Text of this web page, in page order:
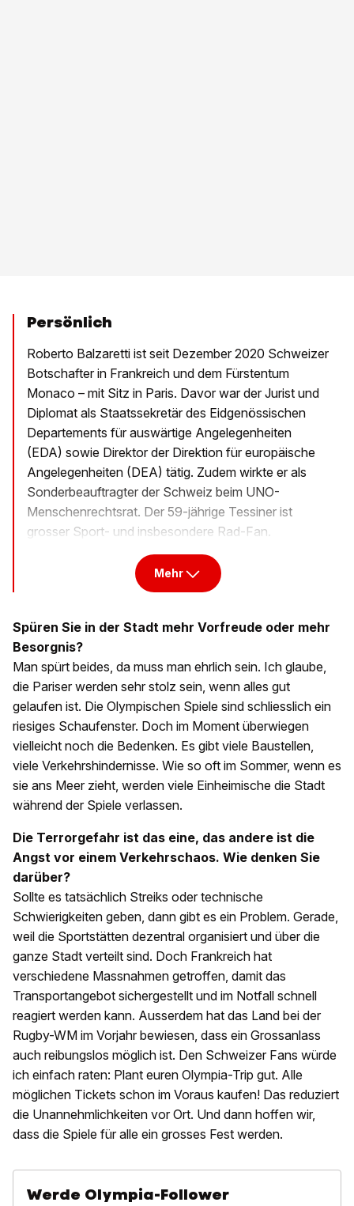
Persönlich
Roberto Balzaretti ist seit Dezember 2020 Schweizer
Botschafter in Frankreich und dem Fürstentum
Monaco – mit Sitz in Paris. Davor war der Jurist und
Diplomat als Staatssekretär des Eidgenössischen
Departements für auswärtige Angelegenheiten
(EDA) sowie Direktor der Direktion für europäische
Angelegenheiten (DEA) tätig. Zudem wirkte er als
Sonderbeauftragter der Schweiz beim UNO-
Menschenrechtsrat. Der 59-jährige Tessiner ist
grosser Sport- und insbesondere Rad-Fan.
Mehr
Spüren Sie in der Stadt mehr Vorfreude oder mehr
Besorgnis?
Man spürt beides, da muss man ehrlich sein. Ich glaube,
die Pariser werden sehr stolz sein, wenn alles gut
gelaufen ist. Die Olympischen Spiele sind schliesslich ein
riesiges Schaufenster. Doch im Moment überwiegen
vielleicht noch die Bedenken. Es gibt viele Baustellen,
viele Verkehrshindernisse. Wie so oft im Sommer, wenn es
sie ans Meer zieht, werden viele Einheimische die Stadt
während der Spiele verlassen.
Die Terrorgefahr ist das eine, das andere ist die
Angst vor einem Verkehrschaos. Wie denken Sie
darüber?
Sollte es tatsächlich Streiks oder technische
Schwierigkeiten geben, dann gibt es ein Problem. Gerade,
weil die Sportstätten dezentral organisiert und über die
ganze Stadt verteilt sind. Doch Frankreich hat
verschiedene Massnahmen getroffen, damit das
Transportangebot sichergestellt und im Notfall schnell
reagiert werden kann. Ausserdem hat das Land bei der
Rugby-WM im Vorjahr bewiesen, dass ein Grossanlass
auch reibungslos möglich ist. Den Schweizer Fans würde
ich einfach raten: Plant euren Olympia-Trip gut. Alle
möglichen Tickets schon im Voraus kaufen! Das reduziert
die Unannehmlichkeiten vor Ort. Und dann hoffen wir,
dass die Spiele für alle ein grosses Fest werden.
Werde Olympia-Follower